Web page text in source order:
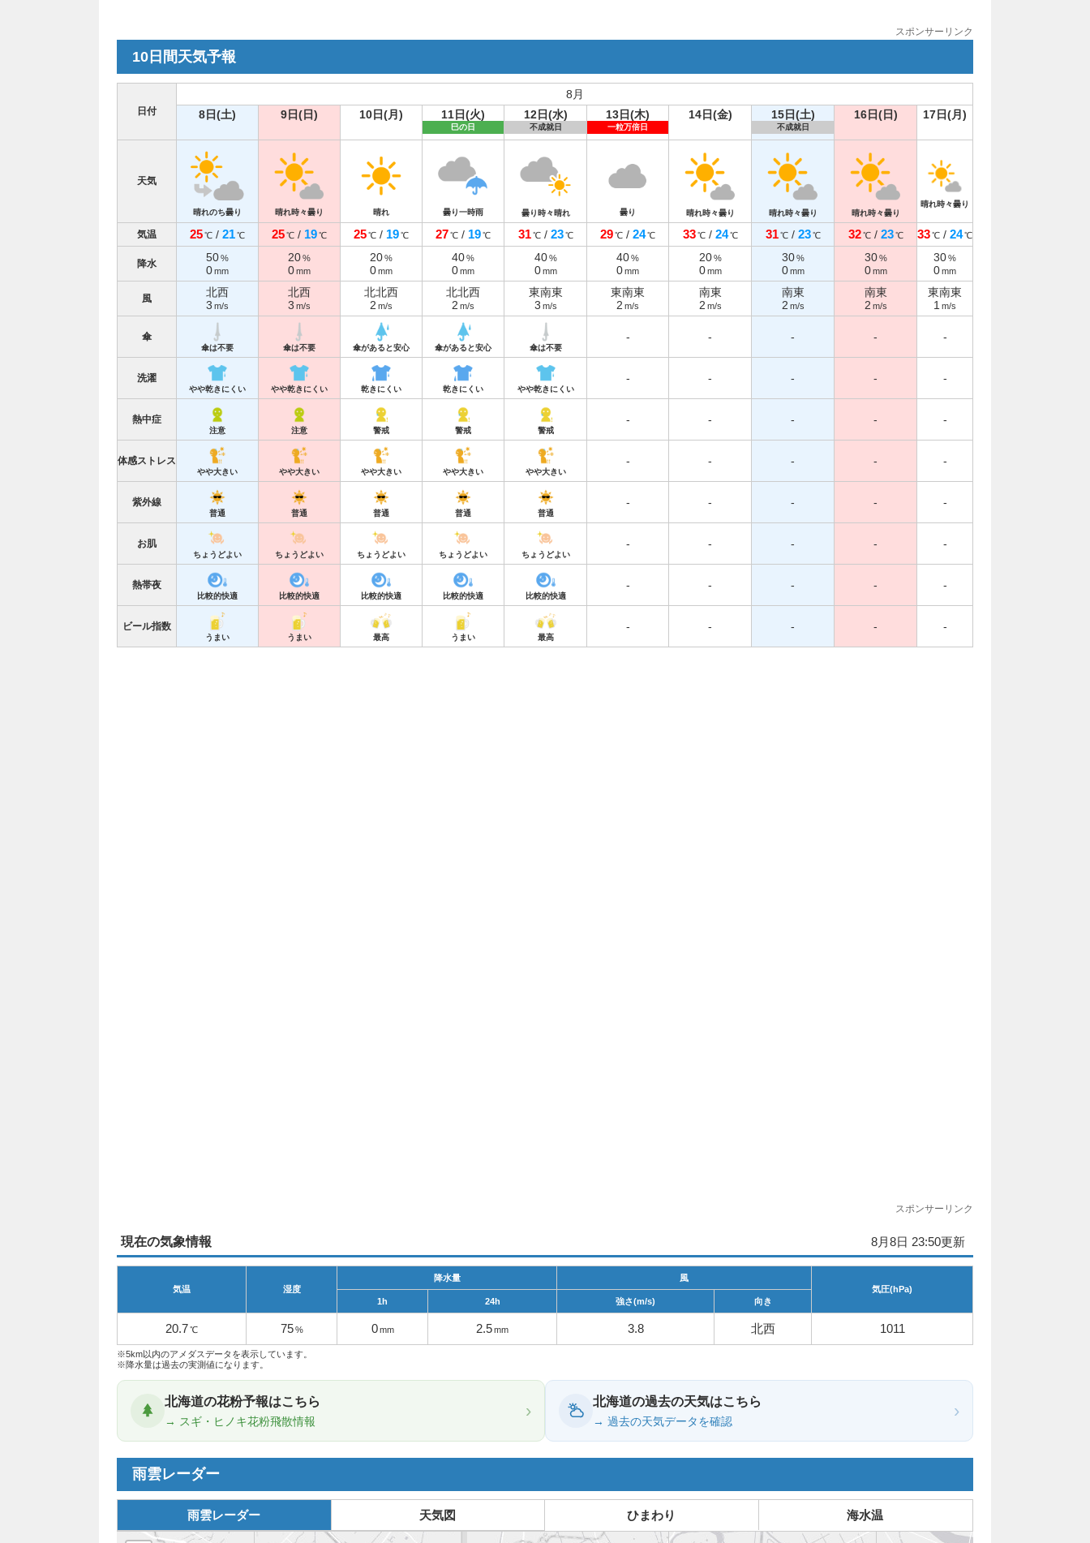
スポンサーリンク
10日間天気予報
日付
8月
8日(土)
9日(日) 10日(月) 11日(火)
巳の日
12日(水)
不成就日
13日(木)
一粒万倍日
14日(金) 15日(土)
不成就日
16日(日) 17日(月)
天気
晴れのち曇り 晴れ時々曇り 晴れ 曇り一時雨 曇り時々晴れ 曇り 晴れ時々曇り 晴れ時々曇り 晴れ時々曇り
晴れ時々曇り
気温 25℃ / 21℃ 25℃ / 19℃ 25℃ / 19℃ 27℃ / 19℃ 31 ℃/ 23 ℃ 29℃ / 24℃ 33 ℃/ 24 ℃ 31 ℃/ 23 ℃ 32 ℃/ 23 ℃ 33℃ / 24℃
降水 50%
0mm
20%
0mm
20%
0mm
40%
0mm
40 %
0 mm
40%
0mm
20 %
0 mm
30 %
0 mm
30 %
0 mm
30%
0mm
風
北西
3 m/s
北西
3 m/s
北北西
2 m/s
北北西
2 m/s
東南東
3 m/s
東南東
2 m/s
南東
2 m/s
南東
2 m/s
南東
2 m/s
東南東
1 m/s
傘
傘は不要 傘は不要 傘があると安心 傘があると安心 傘は不要
- - - - -
洗濯
やや乾きにくい やや乾きにくい 乾きにくい 乾きにくい やや乾きにくい
- - - - -
熱中症
注意 注意 警戒 警戒 警戒
- - - - -
体感ストレス
やや大きい やや大きい やや大きい やや大きい やや大きい
- - - - -
紫外線
普通 普通 普通 普通 普通
- - - - -
お肌
ちょうどよい ちょうどよい ちょうどよい ちょうどよい ちょうどよい
- - - - -
熱帯夜
比較的快適 比較的快適 比較的快適 比較的快適 比較的快適
- - - - -
ビール指数
うまい うまい 最高 うまい 最高
- - - - -
スポンサーリンク
現在の気象情報 8月8日 23:50更新
気温 湿度
降水量
風
気圧(hPa)
1h
24h 強さ(m/s) 向き
20.7℃ 75 % 0 mm 2.5mm 3.8 北西 1011
※5km以内のアメダスデータを表示しています。
※降水量は過去の実測値になります。
北海道の花粉予報はこちら
→ スギ・ヒノキ花粉飛散情報
› 北海道の過去の天気はこちら
→ 過去の天気データを確認
›
雨雲レーダー
雨雲レーダー 天気図 ひまわり 海水温